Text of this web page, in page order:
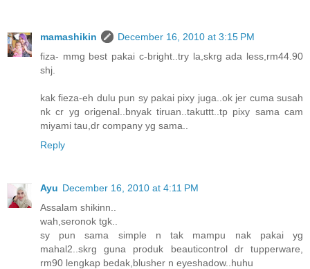
mamashikin
December 16, 2010 at 3:15 PM
fiza- mmg best pakai c-bright..try la,skrg ada less,rm44.90
shj.
kak fieza-eh dulu pun sy pakai pixy juga..ok jer cuma susah
nk cr yg origenal..bnyak tiruan..takuttt..tp pixy sama cam
miyami tau,dr company yg sama..
Reply
Ayu December 16, 2010 at 4:11 PM
Assalam shikinn..
wah,seronok tgk..
sy pun sama simple n tak mampu nak pakai yg
mahal2..skrg guna produk beauticontrol dr tupperware,
rm90 lengkap bedak,blusher n eyeshadow..huhu